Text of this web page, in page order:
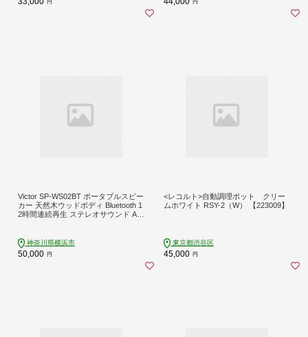
円 円
Victor SP-WS02BT ポータブルスピー
カー 天然木ウッドボディ Bluetooth 1
2時間連続再生 ステレオサウンド AU
神奈川県横浜市
50,000 円
<レコルト>自動調理ポット クリー
ムホワイト RSY-2（W） 【223009】
東京都渋谷区
45,000 円